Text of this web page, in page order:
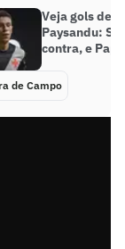
Veja gols de
Paysandu:
contra, e
de Campo